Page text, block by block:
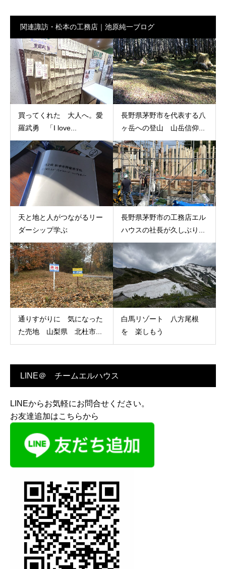
関連諏訪・松本の工務店｜池原純一ブログ
買ってくれた 大人へ。愛
羅武勇 「I love...
長野県茅野市を代表する八
ヶ岳への登山 山岳信仰...
天と地と人がつながるリー
ダーシップ学ぶ
長野県茅野市の工務店エル
ハウスの社長が久しぶり...
通りすがりに 気になった
た売地 山梨県 北杜市...
白馬リゾート 八方尾根
を 楽しもう
LINE＠ チームエルハウス
LINEからお気軽にお問合せください。
お友達追加はこちらから